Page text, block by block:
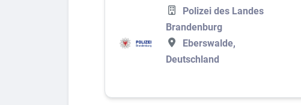
Polizei des Landes
Brandenburg
Eberswalde,
Deutschland